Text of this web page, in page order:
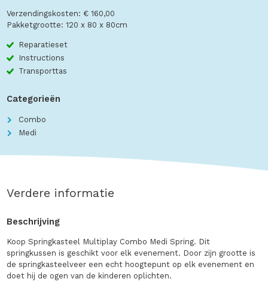
Verzendingskosten: € 160,00
Pakketgrootte: 120 x 80 x 80cm
Reparatieset
Instructions
Transporttas
Categorieën
Combo
Medi
Verdere informatie
Beschrijving
Koop Springkasteel Multiplay Combo Medi Spring. Dit
springkussen is geschikt voor elk evenement. Door zijn grootte is
de springkasteelveer een echt hoogtepunt op elk evenement en
doet hij de ogen van de kinderen oplichten.